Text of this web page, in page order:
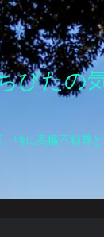
びたの
、特に高幡不動尊